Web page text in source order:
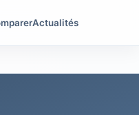
Actualités